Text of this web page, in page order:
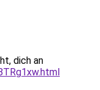
dich an